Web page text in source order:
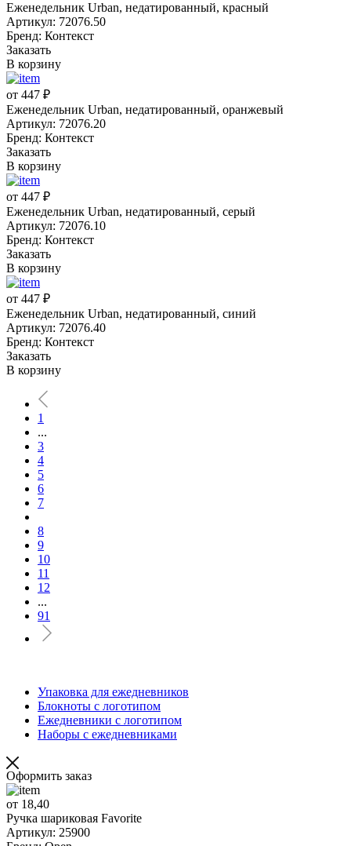
Еженедельник Urban, недатированный, красный
Артикул: 72076.50
Бренд: Контекст
Заказать
В корзину
от 447 ₽
Еженедельник Urban, недатированный, оранжевый
Артикул: 72076.20
Бренд: Контекст
Заказать
В корзину
от 447 ₽
Еженедельник Urban, недатированный, серый
Артикул: 72076.10
Бренд: Контекст
Заказать
В корзину
от 447 ₽
Еженедельник Urban, недатированный, синий
Артикул: 72076.40
Бренд: Контекст
Заказать
В корзину
1
...
3
4
5
6
7
8
9
10
11
12
...
91
Упаковка для ежедневников
Блокноты с логотипом
Ежедневники с логотипом
Наборы с ежедневниками
Оформить заказ
от 18,40
Ручка шариковая Favorite
Артикул: 25900